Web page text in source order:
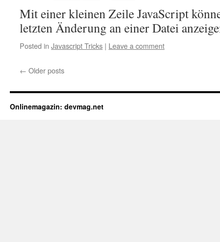
Mit einer kleinen Zeile JavaScript
letzten Änderung an einer Datei
Posted in Javascript Tricks | Leave a comment
← Older posts
Onlinemagazin: devmag.net